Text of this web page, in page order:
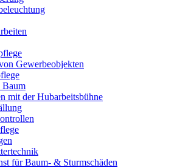
Gewerbeobjekten
Baum
mit der Hubarbeitsbühne
für Baum- & Sturmschäden